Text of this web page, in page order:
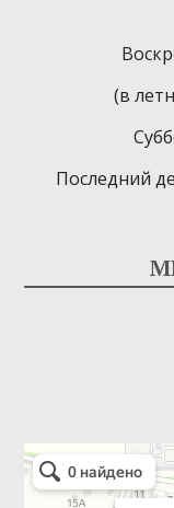
(в
Последний
Детская библиотека-
Библиотека в